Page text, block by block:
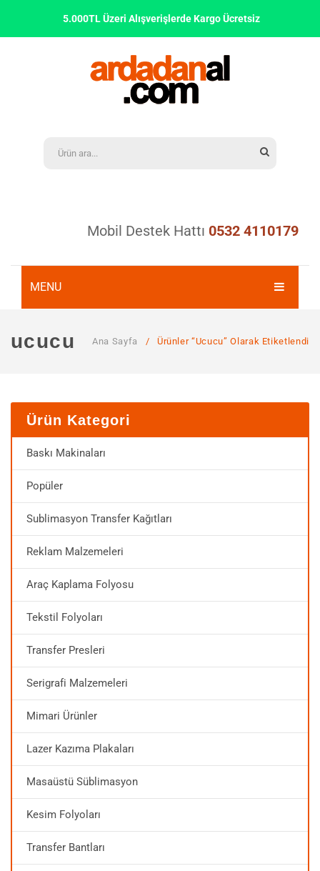
5.000TL Üzeri Alışverişlerde Kargo Ücretsiz
Mobil Destek Hattı 0532 4110179
MENU
Hizmetlerimiz
MAĞAZA
SSS
HESABIM
ucucu Ana Sayfa / Ürünler “ucucu” Olarak Etiketlendi
Ürün Kategori
Baskı Makinaları
Popüler
Sublimasyon Transfer Kağıtları
Reklam Malzemeleri
Araç Kaplama Folyosu
Tekstil Folyoları
Transfer Presleri
Serigrafi Malzemeleri
Mimari Ürünler
Lazer Kazıma Plakaları
Masaüstü Süblimasyon
Kesim Folyoları
Transfer Bantları